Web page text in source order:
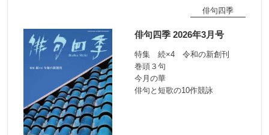
俳句四季
俳句四季 2026年3月号
特集 続×4 令和の新創刊
巻頭３句
今月の華
俳句と短歌の10作競詠